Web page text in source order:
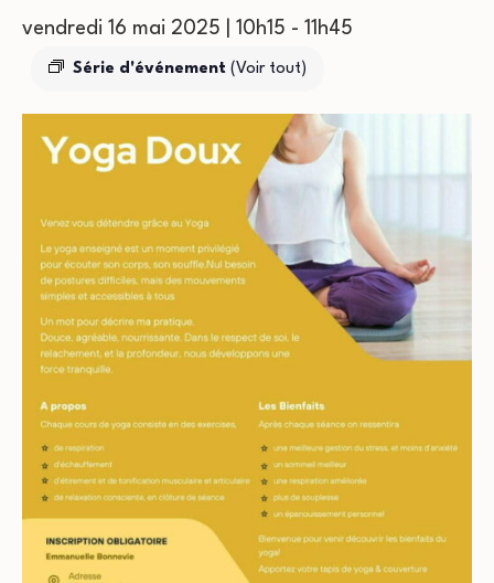
vendredi 16 mai 2025 | 10h15 - 11h45
Série d'événement (Voir tout)